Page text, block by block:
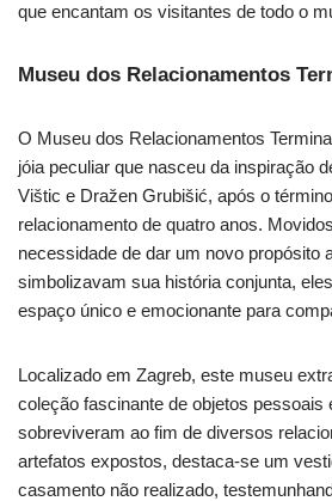
que encantam os visitantes de todo o
Museu dos Relacionamentos
O Museu dos Relacionamentos
jóia peculiar que nasceu da inspiração
Vištic e Dražen Grubišić, após o
relacionamento de quatro anos.
necessidade de dar um novo propósito
simbolizavam sua história conjunta,
espaço único e emocionante para
Localizado em Zagreb, este museu
coleção fascinante de objetos pessoais
sobreviveram ao fim de diversos
artefatos expostos, destaca-se um
casamento não realizado,